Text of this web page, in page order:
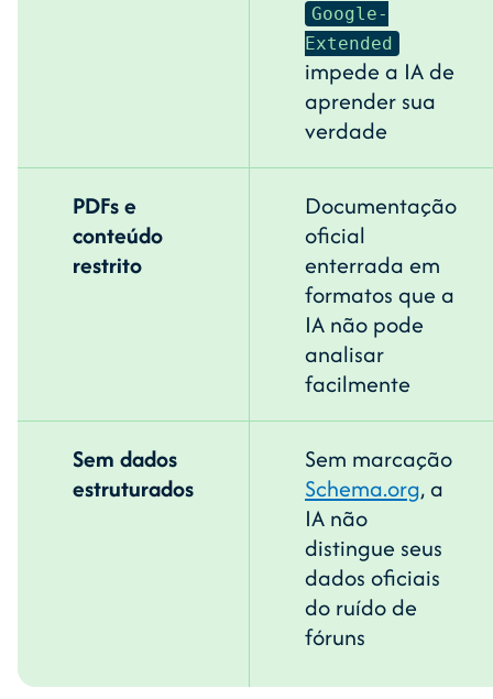
Google-
Extended
impede a IA de
aprender sua
verdade
PDFs e
conteúdo
restrito
Documentação
oficial
enterrada em
formatos que a
IA não pode
analisar
facilmente
Sem dados
estruturados
Sem marcação
Schema.org, a
IA não
distingue seus
dados oficiais
do ruído de
fóruns